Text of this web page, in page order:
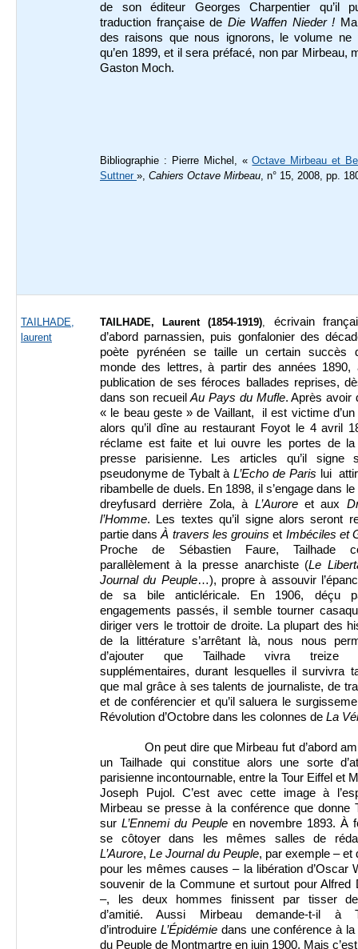
de son éditeur Georges Charpentier qu’il
traduction française de Die Waffen Nieder !
des raisons que nous ignorons, le volume ne
qu’en 1899, et il sera préfacé, non par Mirbeau,
Gaston Moch.
Bibliographie : Pierre Michel, «Octave Mirbeau et
Suttner », Cahiers Octave Mirbeau, n° 15, 2008, pp.
TAILHADE,
laurent
TAILHADE, Laurent (1854-1919), écrivain
d’abord parnassien, puis gonfalonier des
poète pyrénéen se taille un certain succès
monde des lettres, à partir des années 1890,
publication de ses féroces ballades reprises,
dans son recueilAu Pays du Mufle. Après avoir
« le beau geste » de Vaillant, il est victime d’un
alors qu’il dîne au restaurant Foyot le 4 avril
réclame est faite et lui ouvre les portes de la
presse parisienne. Les articles qu’il signe
pseudonyme de Tybalt àL’Echo de Paris lui
ribambelle de duels. En 1898, il s’engage dans
dreyfusard derrière Zola, à L’Auroreet aux
l’Homme. Les textes qu’il signe alors seront
partie dansÀ travers les grouins et Imbéciles et
Proche de Sébastien Faure, Tailhade
parallèlement à la presse anarchiste (Le
Journal du Peuple…), propre à assouvir
de sa bile anticléricale. En 1906, déçu
engagements passés, il semble tourner
diriger vers le trottoir de droite. La plupart des
de la littérature s’arrêtant là, nous nous
d’ajouter que Tailhade vivra treize
supplémentaires, durant lesquelles il survivra
que mal grâce à ses talents de journaliste, de
et de conférencier et qu’il saluera le
Révolution d’Octobre dans les colonnes de La
On peut dire que Mirbeau fut d’abord
un Tailhade qui constitue alors une sorte
parisienne incontournable, entre la Tour Eiffel et
Joseph Pujol. C’est avec cette image à
Mirbeau se presse à la conférence que donne
sur L’Ennemi du Peupleen novembre 1893. À
se côtoyer dans les mêmes salles de
L’Aurore, Le Journal du Peuple, par exemple – et
pour les mêmes causes – la libération d’Oscar
souvenir de la Commune et surtout pour Alfred
–, les deux hommes finissent par tisser
d’amitié. Aussi Mirbeau demande-t-il à
d’introduire L’Épidémiedans une conférence à la
du Peuple de Montmartre en juin 1900. Mais c’est